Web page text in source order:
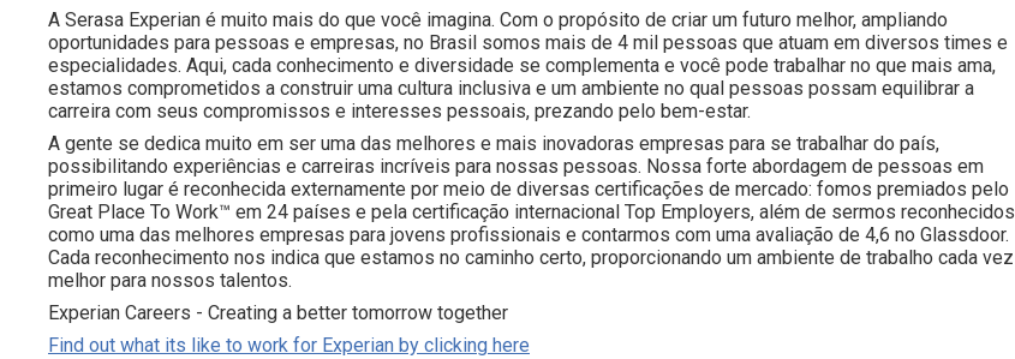
A Serasa Experian é muito mais do que você imagina. Com o propósito de criar um futuro melhor, ampliando
oportunidades para pessoas e empresas, no Brasil somos mais de 4 mil pessoas que atuam em diversos times e
especialidades. Aqui, cada conhecimento e diversidade se complementa e você pode trabalhar no que mais ama,
estamos comprometidos a construir uma cultura inclusiva e um ambiente no qual pessoas possam equilibrar a
carreira com seus compromissos e interesses pessoais, prezando pelo bem-estar.
A gente se dedica muito em ser uma das melhores e mais inovadoras empresas para se trabalhar do país,
possibilitando experiências e carreiras incríveis para nossas pessoas. Nossa forte abordagem de pessoas em
primeiro lugar é reconhecida externamente por meio de diversas certificações de mercado: fomos premiados pelo
Great Place To Work™ em 24 países e pela certificação internacional Top Employers, além de sermos reconhecidos
como uma das melhores empresas para jovens profissionais e contarmos com uma avaliação de 4,6 no Glassdoor.
Cada reconhecimento nos indica que estamos no caminho certo, proporcionando um ambiente de trabalho cada vez
melhor para nossos talentos.
Experian Careers - Creating a better tomorrow together
Find out what its like to work for Experian by clicking here